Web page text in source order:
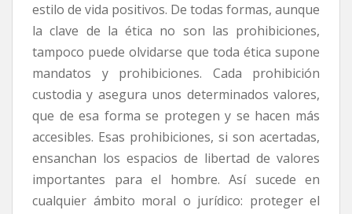
estilo de vida positivos. De todas formas, aunque
la clave de la ética no son las prohibiciones,
tampoco puede olvidarse que toda ética supone
mandatos y prohibiciones. Cada prohibición
custodia y asegura unos determinados valores,
que de esa forma se protegen y se hacen más
accesibles. Esas prohibiciones, si son acertadas,
ensanchan los espacios de libertad de valores
importantes para el hombre. Así sucede en
cualquier ámbito moral o jurídico: proteger el